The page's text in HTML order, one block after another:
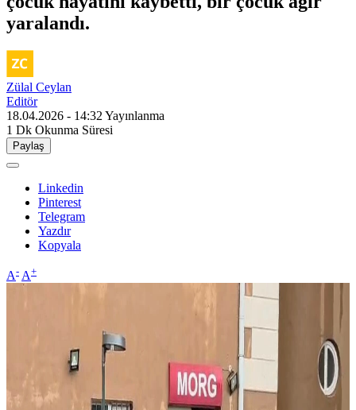
yaralandı.
Zülal Ceylan
Editör
18.04.2026 - 14:32 Yayınlanma
1 Dk Okunma Süresi
Paylaş
Linkedin
Pinterest
Telegram
Yazdır
Kopyala
A- A+